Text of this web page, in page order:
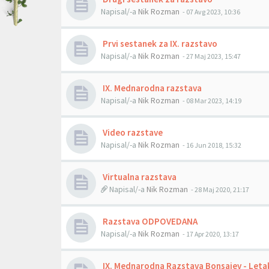
Napisal/-a Nik Rozman - 07 Avg 2023, 10:36
Prvi sestanek za IX. razstavo
Napisal/-a Nik Rozman - 27 Maj 2023, 15:47
IX. Mednarodna razstava
Napisal/-a Nik Rozman - 08 Mar 2023, 14:19
Video razstave
Napisal/-a Nik Rozman - 16 Jun 2018, 15:32
Virtualna razstava
Napisal/-a Nik Rozman - 28 Maj 2020, 21:17
Razstava ODPOVEDANA
Napisal/-a Nik Rozman - 17 Apr 2020, 13:17
IX. Mednarodna Razstava Bonsajev -